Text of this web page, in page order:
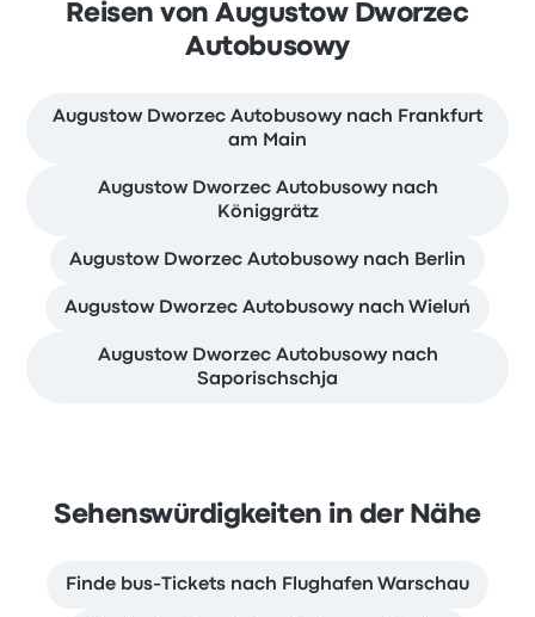
Reisen von Augustow Dworzec
Autobusowy
Augustow Dworzec Autobusowy nach Frankfurt
am Main
Augustow Dworzec Autobusowy nach
Königgrätz
Augustow Dworzec Autobusowy nach Berlin
Augustow Dworzec Autobusowy nach Wieluń
Augustow Dworzec Autobusowy nach
Saporischschja
Sehenswürdigkeiten in der Nähe
Finde bus-Tickets nach Flughafen Warschau